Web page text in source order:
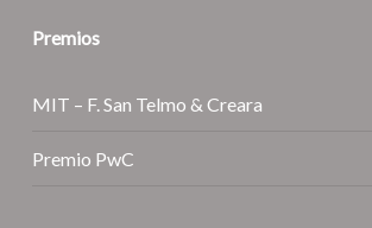
Premios
MIT – F. San Telmo & Creara
Premio PwC